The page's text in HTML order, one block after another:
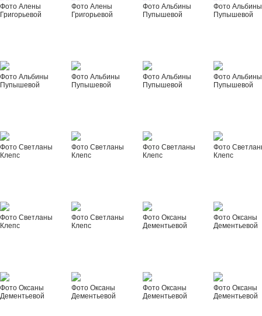
Фото Алены
Григорьевой
Фото Алены
Григорьевой
Фото Альбины
Пупышевой
Фото Альбины
Пупышевой
Фото Альбины
Пупышевой
Фото Альбины
Пупышевой
Фото Альбины
Пупышевой
Фото Альбины
Пупышевой
Фото Светланы
Клепс
Фото Светланы
Клепс
Фото Светланы
Клепс
Фото
Клепс
Фото Светланы
Клепс
Фото Светланы
Клепс
Фото Оксаны
Дементьевой
Фото Оксаны
Дементьевой
Фото Оксаны
Дементьевой
Фото Оксаны
Дементьевой
Фото Оксаны
Дементьевой
Фото Оксаны
Дементьевой